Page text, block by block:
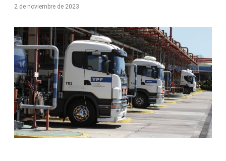
2 de noviembre de 2023